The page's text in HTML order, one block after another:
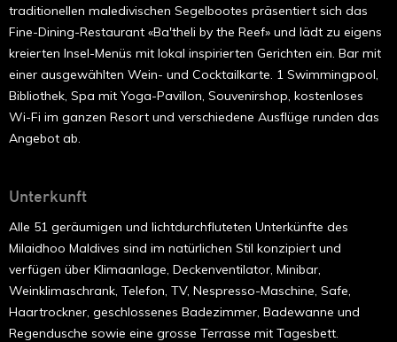
traditionellen maledivischen Segelbootes präsentiert sich das
Fine-Dining-Restaurant «Ba'theli by the Reef» und lädt zu eigens
kreierten Insel-Menüs mit lokal inspirierten Gerichten ein. Bar mit
einer ausgewählten Wein- und Cocktailkarte. 1 Swimmingpool,
Bibliothek, Spa mit Yoga-Pavillon, Souvenirshop, kostenloses
Wi-Fi im ganzen Resort und verschiedene Ausflüge runden das
Angebot ab.
Unterkunft
Alle 51 geräumigen und lichtdurchfluteten Unterkünfte des
Milaidhoo Maldives sind im natürlichen Stil konzipiert und
verfügen über Klimaanlage, Deckenventilator, Minibar,
Weinklimaschrank, Telefon, TV, Nespresso-Maschine, Safe,
Haartrockner, geschlossenes Badezimmer, Badewanne und
Regendusche sowie eine grosse Terrasse mit Tagesbett.